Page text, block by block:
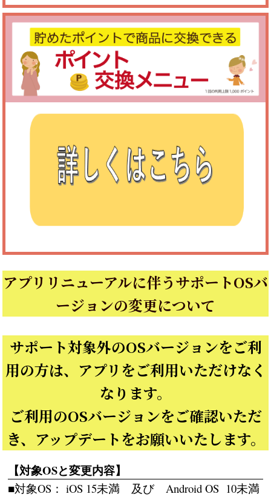
アプリリニューアルに伴うサポートOSバ
ージョンの変更について
サポート対象外のOSバージョンをご利
用の方は、アプリをご利用いただけなく
なります。
ご利用のOSバージョンをご確認いただ
き、アップデートをお願いいたします。
【対象OSと変更内容】
■対象OS： iOS 15未満 及び Android OS 10未満